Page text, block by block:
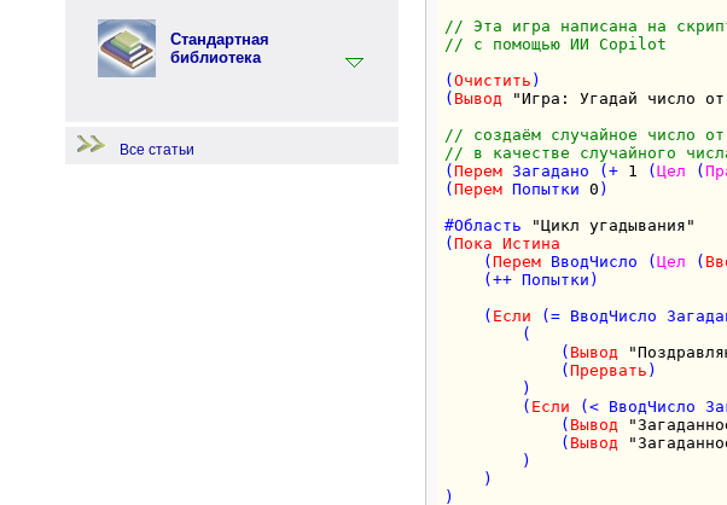
// Эта игра написана на
// с помощью ИИ Copilot
(Очистить )
( Вывод "Игра: Угадай число
// создаём случайное число
// в качестве случайного
(Перем Загадано (+ 1 (Цел (
(Перем Попытки 0 )
#Область
"Цикл угадывания"
(Пока Истина
    (
Перем ВводЧисло (Цел (
    (++ Попытки)
    (
Если (= ВводЧисло
        (
            (
Вывод
            (
Прервать )
        )
        (
Если (< ВводЧисло
            (
Вывод
            (
Вывод
        )
    )
)
Перфолента.Net
Примеры по стандартной
библиотеке
Стандартная
библиотека
Все статьи